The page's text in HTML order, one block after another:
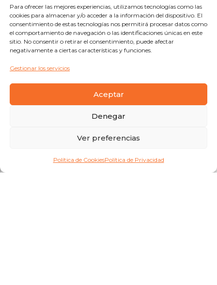
Para ofrecer las mejores experiencias, utilizamos tecnologías como las
cookies para almacenar y/o acceder a la información del dispositivo. El
consentimiento de estas tecnologías nos permitirá procesar datos como
el comportamiento de navegación o las identificaciones únicas en este
sitio. No consentir o retirar el consentimiento, puede afectar
negativamente a ciertas características y funciones.
Gestionar los servicios
Aceptar
Denegar
Ver preferencias
Política de CookiesPolítica de Privacidad